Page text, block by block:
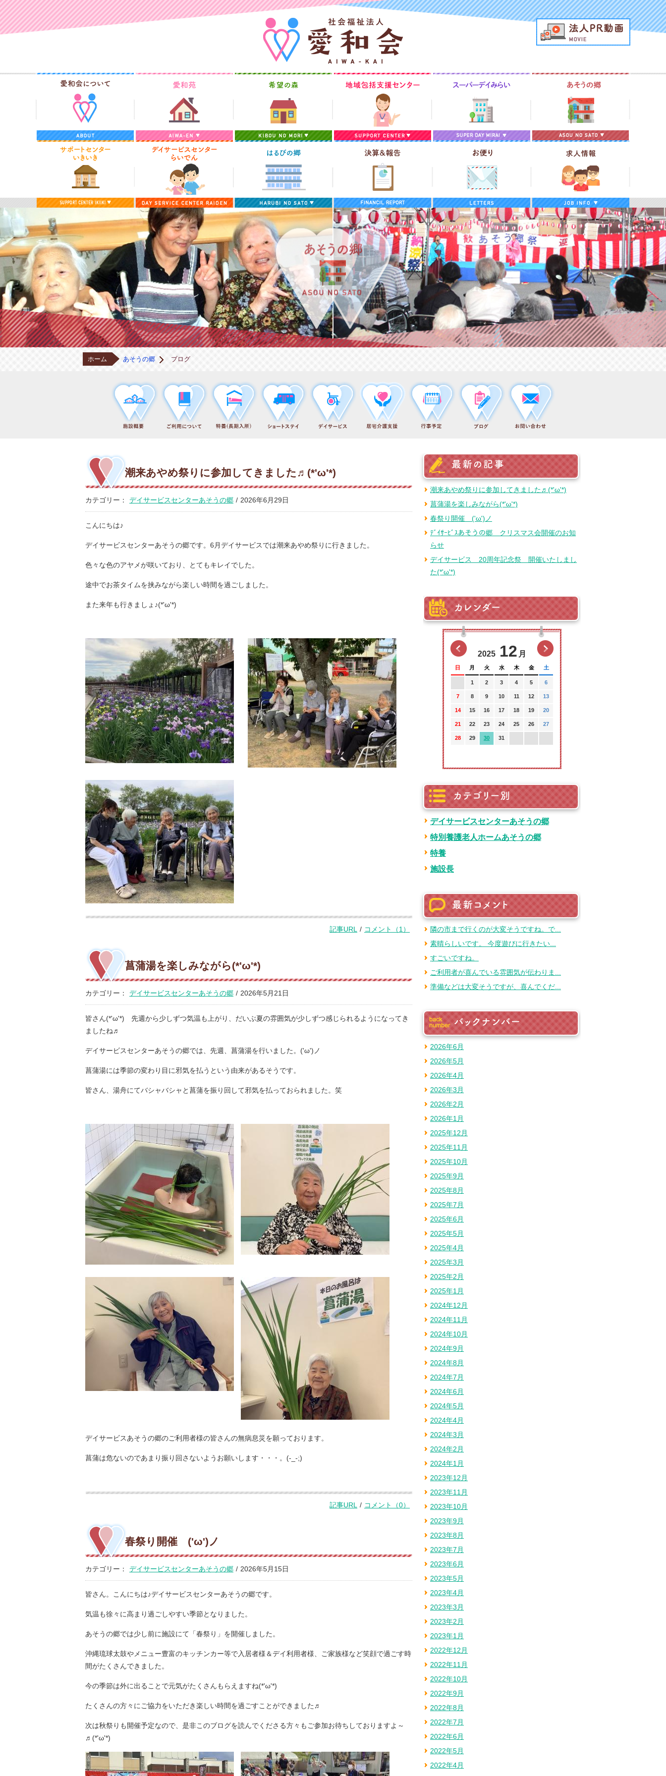
サポートセンターいきいき
法人PR動
あそうの郷
ホーム あそうの郷 ブログ
潮来あやめ祭りに参加してきました♬(*'ω'*)
カテゴリー： デイサービスセンターあそうの郷 / 2026年6月29日
こんにちは♪
デイサービスセンターあそうの郷です。6月デイサービスでは潮来あやめ祭りに行きました。
色々な色のアヤメが咲いており、とてもキレイでした。
途中でお茶タイムを挟みながら楽しい時間を過ごしました。
また来年も行きましょ♪(*'ω'*)
記事URL / コメント（1）
菖蒲湯を楽しみながら(*'ω'*)
カテゴリー： デイサービスセンターあそうの郷 / 2026年5月21日
皆さん(*'ω'*) 先週から少しずつ気温も上がり、だいぶ夏の雰囲気が少しずつ感じられるようになってき
ましたね♬
デイサービスセンターあそうの郷では、先週、菖蒲湯を行いました。('ω')ノ
菖蒲湯には季節の変わり目に邪気を払うという由来があるそうです。
皆さん、湯舟にてバシャバシャと菖蒲を振り回して邪気を払っておられました。笑
デイサービスあそうの郷のご利用者様の皆さんの無病息災を願っております。
菖蒲は危ないのであまり振り回さないようお願いします・・・。(-_-;)
記事URL / コメント（0）
春祭り開催 ('ω')ノ
カテゴリー： デイサービスセンターあそうの郷 / 2026年5月15日
皆さん。こんにちは♪デイサービスセンターあそうの郷です。
気温も徐々に高まり過ごしやすい季節となりました。
あそうの郷では少し前に施設にて「春祭り」を開催しました。
沖縄琉球太鼓やメニュー豊富のキッチンカー等で入居者様＆デイ利用者様、ご家族様など笑顔で過ごす時
間がたくさんできました。
今の季節は外に出ることで元気がたくさんもらえますね(*'ω'*)
たくさんの方々にご協力をいただき楽しい時間を過ごすことができました♬
次は秋祭りも開催予定なので、是非このブログを読んでくださる方々もご参加お待ちしておりますよ～
♬(*'ω'*)
潮来あやめ祭りに参加してきました♬(*'ω'*)
菖蒲湯を楽しみながら(*'ω'*)
春祭り開催 ('ω')ノ
ﾃﾞｲｻｰﾋﾞｽあそうの郷 クリスマス会開催のお知
らせ
デイサービス 20周年記念祭 開催いたしまし
た(*'ω'*)
2025 12 月
日 月 火 水 木 金 土
1 2 3 4 5 6
7 8 9 10 11 12 13
14 15 16 17 18 19 20
21 22 23 24 25 26 27
28 29 30 31
次の月へ
デイサービスセンターあそうの郷
特別養護老人ホームあそうの郷
特養
施設長
隣の市まで行くのが大変そうですね。で...
素晴らしいです。 今度遊びに行きたい...
すごいですね。
ご利用者が喜んでいる雰囲気が伝わりま...
準備などは大変そうですが、喜んでくだ...
2026年6月
2026年5月
2026年4月
2026年3月
2026年2月
2026年1月
2025年12月
2025年11月
2025年10月
2025年9月
2025年8月
2025年7月
2025年6月
2025年5月
2025年4月
2025年3月
2025年2月
2025年1月
2024年12月
2024年11月
2024年10月
2024年9月
2024年8月
2024年7月
2024年6月
2024年5月
2024年4月
2024年3月
2024年2月
2024年1月
2023年12月
2023年11月
2023年10月
2023年9月
2023年8月
2023年7月
2023年6月
2023年5月
2023年4月
2023年3月
2023年2月
2023年1月
2022年12月
2022年11月
2022年10月
2022年9月
2022年8月
2022年7月
2022年6月
2022年5月
2022年4月